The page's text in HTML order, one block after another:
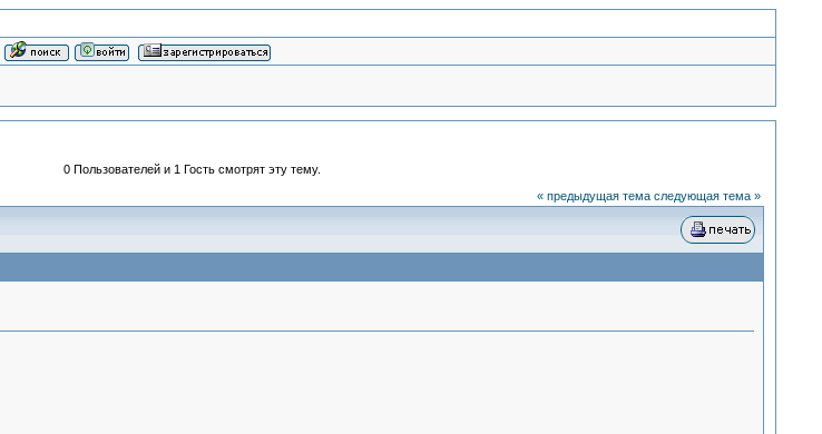
0 Пользователей и 1 Гость смотрят эту тему.
« предыдущая тема следующая тема »